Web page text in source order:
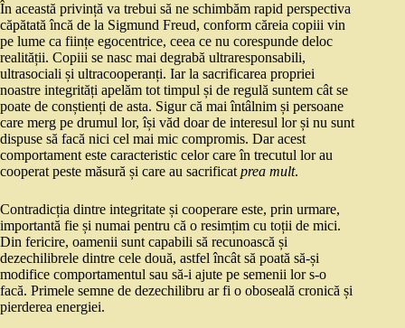
În această privință va trebui să ne schimbăm rapid perspectiva
căpătată încă de la Sigmund Freud, conform căreia copiii vin
pe lume ca ființe egocentrice, ceea ce nu corespunde deloc
realității. Copiii se nasc mai degrabă ultraresponsabili,
ultrasociali și ultracooperanți. Iar la sacrificarea propriei
noastre integrități apelăm tot timpul și de regulă suntem cât se
poate de conștienți de asta. Sigur că mai întâlnim și persoane
care merg pe drumul lor, își văd doar de interesul lor și nu sunt
dispuse să facă nici cel mai mic compromis. Dar acest
comportament este caracteristic celor care în trecutul lor au
cooperat peste măsură și care au sacrificat prea mult.
Contradicția dintre integritate și cooperare este, prin urmare,
importantă fie și numai pentru că o resimțim cu toții de mici.
Din fericire, oamenii sunt capabili să recunoască și
dezechilibrele dintre cele două, astfel încât să poată să-și
modifice comportamentul sau să-i ajute pe semenii lor s-o
facă. Primele semne de dezechilibru ar fi o oboseală cronică și
pierderea energiei.